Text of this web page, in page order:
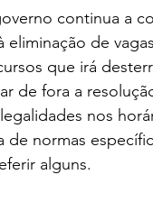
continua a
de
que irá
de fora a
nos
normas
alguns.